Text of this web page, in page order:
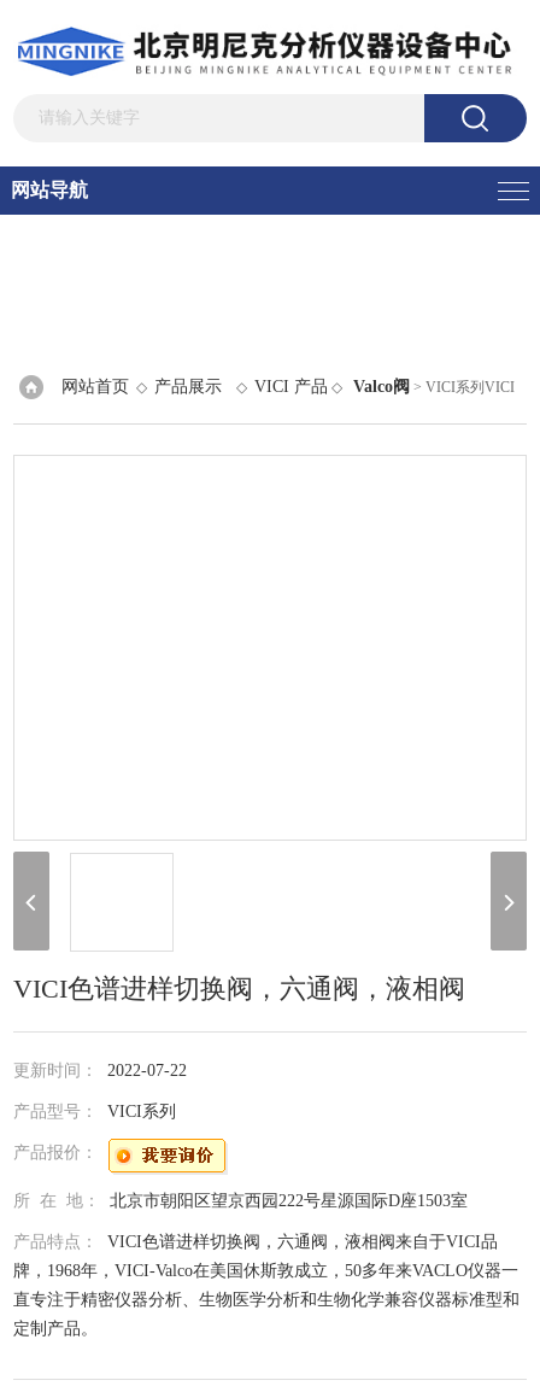
网站导航
网站首页 ◇ 产品展示 ◇ VICI 产品 ◇ Valco阀 > VICI系列VICI
色谱进样切换阀，六通阀，液相阀
VICI色谱进样切换阀，六通阀，液相阀
更新时间：2022-07-22
产品型号：VICI系列
产品报价：
所 在 地：北京市朝阳区望京西园222号星源国际D座1503室
产品特点：VICI色谱进样切换阀，六通阀，液相阀来自于VICI品
牌，1968年，VICI-Valco在美国休斯敦成立，50多年来VACLO仪器一
直专注于精密仪器分析、生物医学分析和生物化学兼容仪器标准型和
定制产品。